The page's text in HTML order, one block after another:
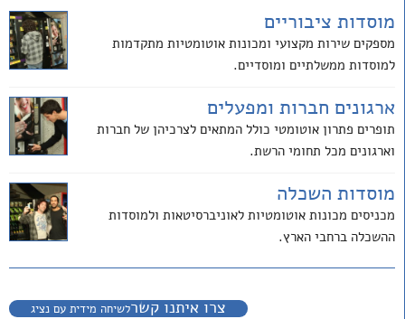
מוסדות ציבוריים
מספקים שירות מקצועי ומכונות אוטומטיות מתקדמות
למוסדות ממשלתיים ומוסדיים.
ארגונים חברות ומפעלים
תופרים פתרון אוטומטי כולל המתאים לצרכיהן של חברות
וארגונים מכל תחומי הרשת.
מוסדות השכלה
מכניסים מכונות אוטומטיות לאוניברסיטאות ולמוסדות
ההשכלה ברחבי הארץ.
צרו איתנו קשרלשיחה מידית עם נציג